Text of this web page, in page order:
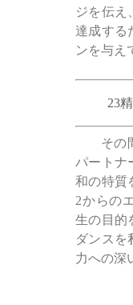
ジを伝え
達成する
ンを与え
23
その
パートナ
和の特質
2からの
生の目的
ダンスを
力への深